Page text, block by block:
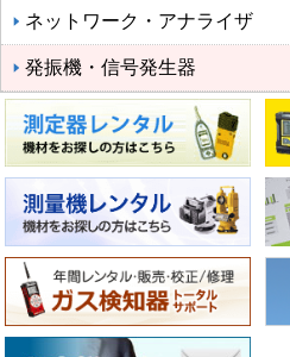
ネットワーク・アナライザ
発振機・信号発生器